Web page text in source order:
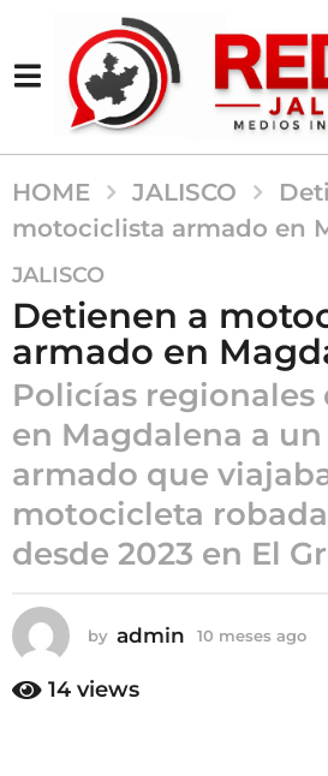
HOME JALISCO
motociclista armado en
1
0
m
e
s
e
s
a
o
1
m
e
e
JALISCO
Detienen a
armado en
Policías
en Magdalena a
armado que
motocicleta
desde 2023 en El
by admin 10 meses ago
14 views